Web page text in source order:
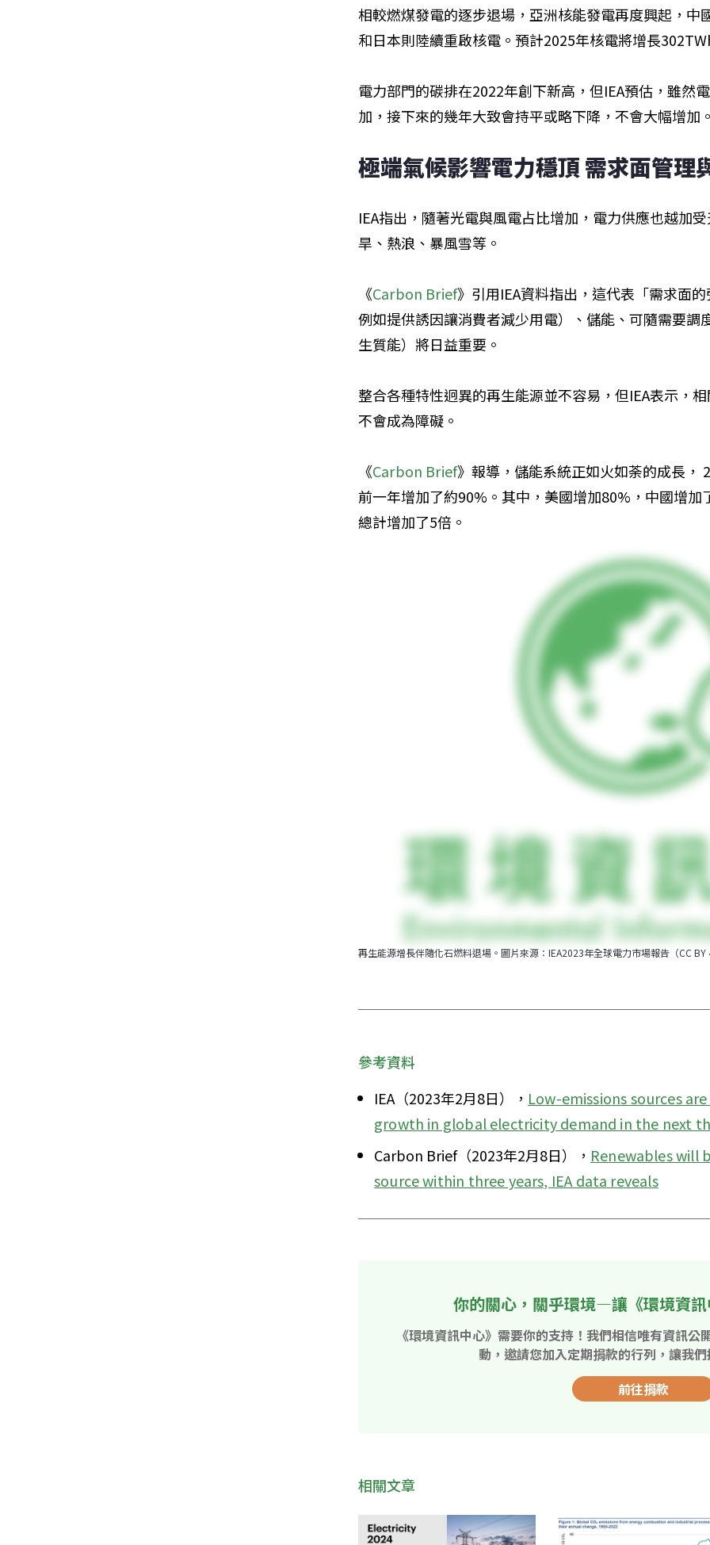
相較燃煤發電的逐步退場，亞洲核能發電再度興起，中
和日本則陸續重啟核電。預計2025年核電將增長
電力部門的碳排在2022年創下新高，但IEA預估，雖然
加，接下來的幾年大致會持平或略下降，不會大幅增加
極端氣候影響電力穩頂 需求面管理
IEA指出，隨著光電與風電占比增加，電力供應也越加
旱、熱浪、暴風雪等。
《Carbon Brief》引用IEA資料指出，這代表「需求面
例如提供誘因讓消費者減少用電）、儲能、可隨需要調
生質能）將日益重要。
整合各種特性迥異的再生能源並不容易，但IEA表示，
不會成為障礙。
《Carbon Brief》報導，儲能系統正如火如荼的成長，
前一年增加了約90%。其中，美國增加80%，中國增
總計增加了5倍。
再生能源增長伴隨化石燃料退場。圖片來源：IEA2023年全球電力市場報告（CC BY
參考資料
IEA（2023年2月8日）， Low-emissions sources
growth in global electricity demand in the next
Carbon Brief（2023年2月8日）， Renewables
source within three years, IEA data reveals
你的關心，關乎環境—讓《環境資
《環境資訊中心》需要你的支持！我們相信唯有資訊
動，邀請您加入定期捐款的行列，讓我
前往捐款
相關文章